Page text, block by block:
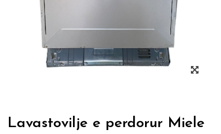
Lavastovilje e perdorur Miele